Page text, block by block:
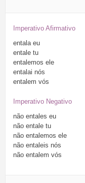
Imperativo Afirmativo
entala eu
entale tu
entalemos ele
entalai nós
entalem vós
Imperativo Negativo
não entales eu
não entale tu
não entalemos ele
não entaleis nós
não entalem vós